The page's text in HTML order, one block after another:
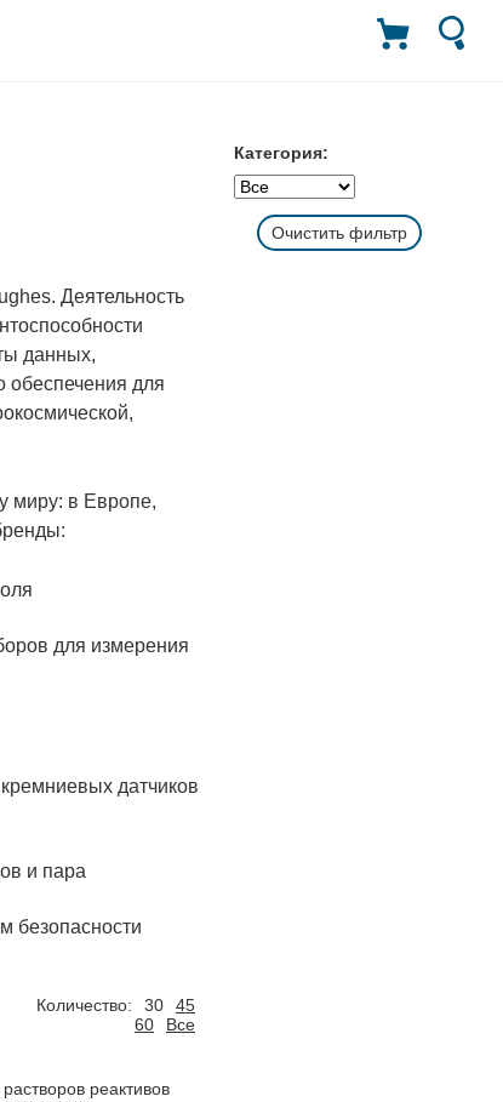
Категория:
Очистить фильтр
Деятельность
данных,
обеспечения для
миру: в Европе,
для измерения
датчиков
и пара
безопасности
Количество: 30
45
60
Все